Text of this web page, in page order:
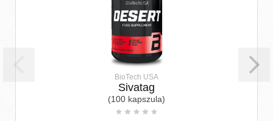
BioTech USA
Sivatag
(100 kapszula)